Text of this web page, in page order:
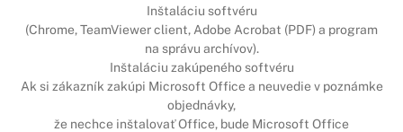
Inštaláciu softvéru
(Chrome, TeamViewer client, Adobe Acrobat (PDF) a program
na správu archívov).
Inštaláciu zakúpeného softvéru
Ak si zákazník zakúpi Microsoft Office a neuvedie v poznámke
objednávky,
že nechce inštalovať Office, bude Microsoft Office